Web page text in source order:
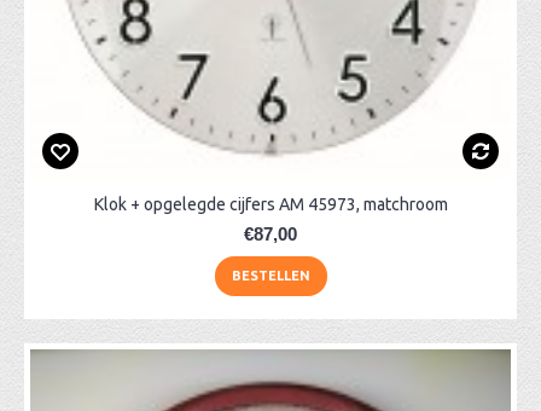
Klok + opgelegde cijfers AM 45973, matchroom
€87,00
BESTELLEN